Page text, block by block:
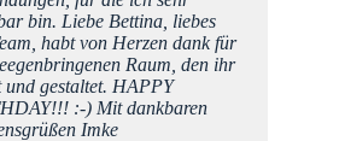
bin. Liebe Bettina, liebes
habt von Herzen dank für
Raum, den ihr
und gestaltet. HAPPY
:-) Mit dankbaren
Imke